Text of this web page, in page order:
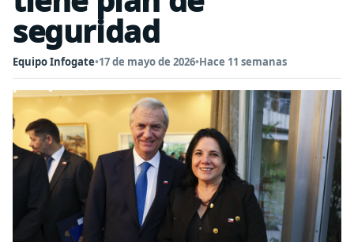
seguridad
Equipo Infogate•17 de mayo de 2026•Hace 11 semanas